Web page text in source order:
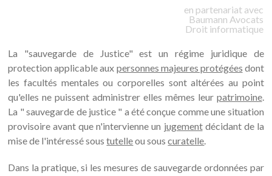
en partenariat avec
Baumann Avocats
Droit informatique
La "sauvegarde de Justice" est un régime juridique de
protection applicable aux personnes majeures protégées dont
les facultés mentales ou corporelles sont altérées au point
qu'elles ne puissent administrer elles mêmes leur patrimoine.
La " sauvegarde de justice " a été conçue comme une situation
provisoire avant que n'intervienne un jugementdécidant de la
mise de l'intéressé soustutelleou souscuratelle.
Dans la pratique, si les mesures de sauvegarde ordonnées par